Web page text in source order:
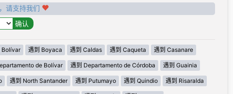
请支持我们
Bolívar 遇到 Boyaca 遇到 Caldas 遇到 Caqueta 遇到 Casanare
de Bolívar 遇到 Departamento de Córdoba 遇到 Guainia
遇到 North Santander 遇到 Putumayo 遇到 Quindio 遇到 Risaralda